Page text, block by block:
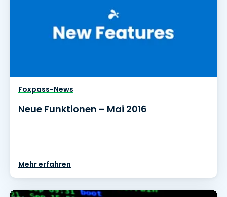
Foxpass-News
Neue Funktionen – Mai 2016
Mehr erfahren